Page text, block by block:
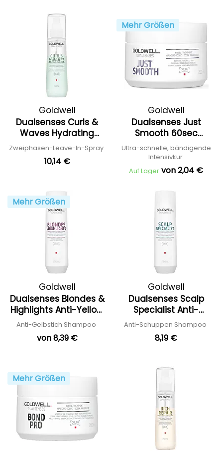
Goldwell
Dualsenses Curls &
Waves Hydrating
Serum Spray
Zweiphasen-Leave-In-Spray
10,14 €
Mehr Größen
Goldwell
Dualsenses Just
Smooth 60sec
Treatment
Ultra-schnelle, bändigende
Intensivkur
Auf Lager von 2,04 €
Mehr Größen
Goldwell
Dualsenses Blondes &
Highlights Anti-Yellow
Shampoo
Anti-Gelbstich Shampoo
von 8,39 €
Goldwell
Dualsenses Scalp
Specialist Anti-
Dandruff Shampoo
Anti-Schuppen Shampoo
8,19 €
Mehr Größen